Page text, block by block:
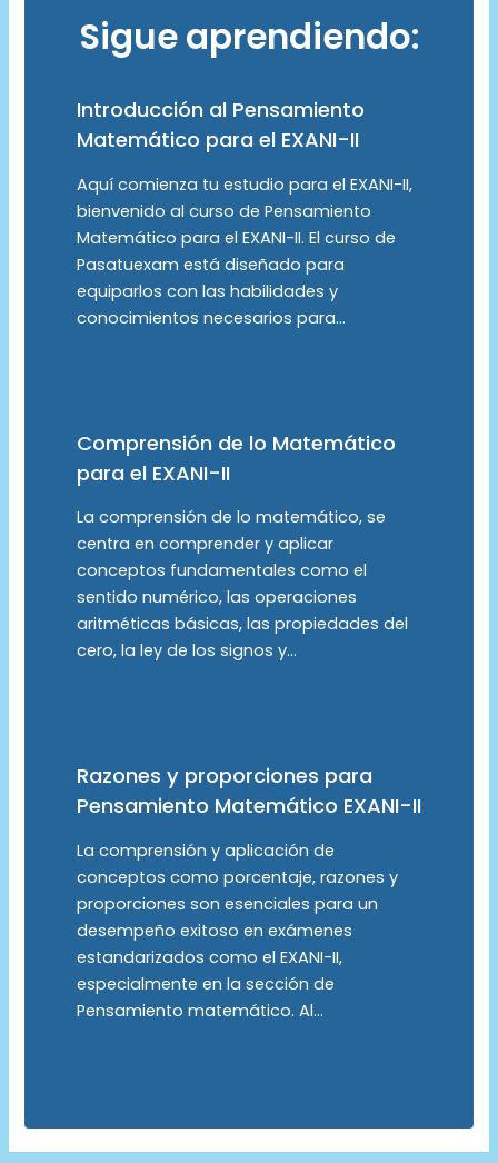
Sigue aprendiendo:
Introducción al Pensamiento
Matemático para el EXANI-II
Aquí comienza tu estudio para el EXANI-II,
bienvenido al curso de Pensamiento
Matemático para el EXANI-II. El curso de
Pasatuexam está diseñado para
equiparlos con las habilidades y
conocimientos necesarios para…
Comprensión de lo Matemático
para el EXANI-II
La comprensión de lo matemático, se
centra en comprender y aplicar
conceptos fundamentales como el
sentido numérico, las operaciones
aritméticas básicas, las propiedades del
cero, la ley de los signos y…
Razones y proporciones para
Pensamiento Matemático EXANI-II
La comprensión y aplicación de
conceptos como porcentaje, razones y
proporciones son esenciales para un
desempeño exitoso en exámenes
estandarizados como el EXANI-II,
especialmente en la sección de
Pensamiento matemático. Al…